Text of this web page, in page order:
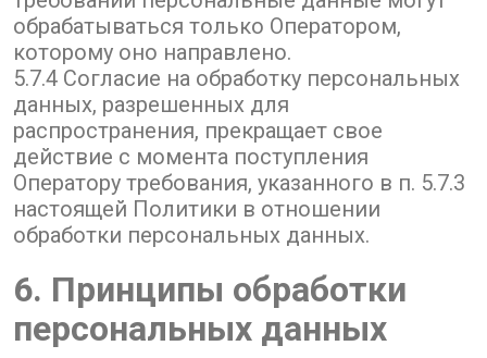
обрабатываться только Оператором,
которому оно направлено.
5.7.4 Согласие на обработку персональных
данных, разрешенных для
распространения, прекращает свое
действие с момента поступления
Оператору требования, указанного в п. 5.7.3
настоящей Политики в отношении
обработки персональных данных.
6. Принципы обработки
персональных данных